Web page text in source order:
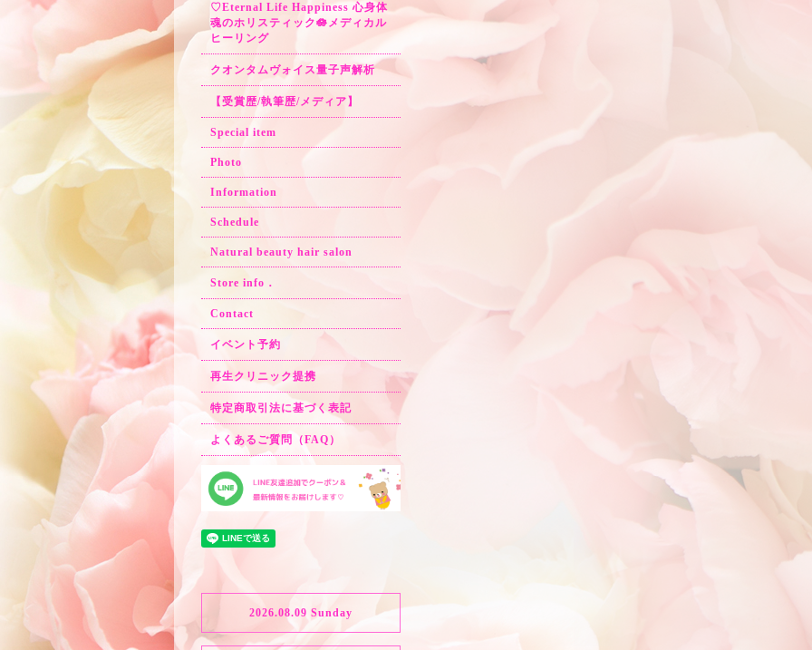
♡Eternal Life Happiness 心身体
魂のホリスティック🪷メディカル
ヒーリング
クオンタムヴォイス量子声解析
【受賞歴/執筆歴/メディア】
Special item
Photo
Information
Schedule
Natural beauty hair salon
Store info．
Contact
イベント予約
再生クリニック提携
特定商取引法に基づく表記
よくあるご質問（FAQ）
2026.08.09 Sunday